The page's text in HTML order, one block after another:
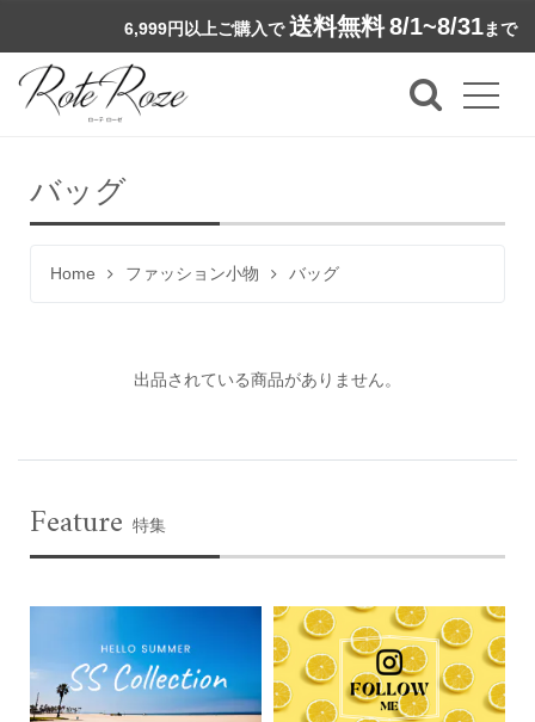
6,999円以上ご購入で 送料無料8/1~8/31まで
バッグ
Home ファッション小物 バッグ
出品されている商品がありません。
Feature 特集